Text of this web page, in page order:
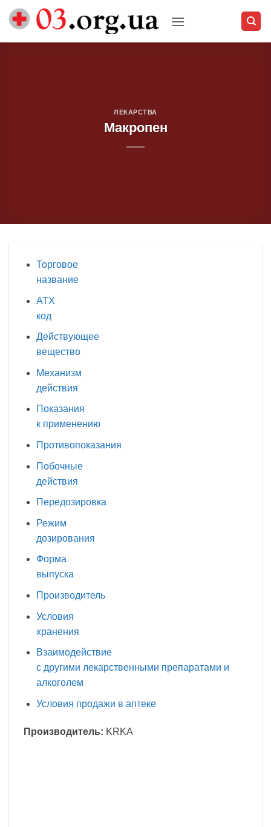
Skip
ЛЕКАРСТВА
Макропен
Торговое
название
АТХ
код
Действующее
вещество
Механизм
действия
Показания
к применению
Противопоказания
Побочные
действия
Передозировка
Режим
дозирования
Форма
выпуска
Производитель
Условия
хранения
Взаимодействие
с другими лекарственными препаратами и
алкоголем
Условия продажи в аптеке
Производитель: KRKA